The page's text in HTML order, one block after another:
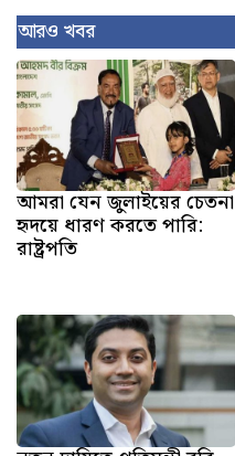
আরও খবর
আমরা যেন জুলাইয়ের চেতনা
হৃদয়ে ধারণ করতে পারি:
রাষ্ট্রপতি